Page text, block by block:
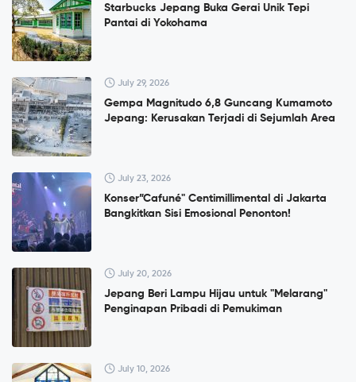
Starbucks Jepang Buka Gerai Unik Tepi
Pantai di Yokohama
July 29, 2026
Gempa Magnitudo 6,8 Guncang Kumamoto
Jepang: Kerusakan Terjadi di Sejumlah Area
July 23, 2026
Konser”Cafuné" Centimillimental di Jakarta
Bangkitkan Sisi Emosional Penonton!
July 20, 2026
Jepang Beri Lampu Hijau untuk "Melarang"
Penginapan Pribadi di Pemukiman
July 10, 2026